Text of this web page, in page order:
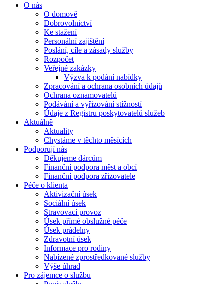
O nás
O domově
Dobrovolnictví
Ke stažení
Personální zajištění
Poslání, cíle a zásady služby
Rozpočet
Veřejné zakázky
Výzva k podání nabídky
Zpracování a ochrana osobních údajů
Ochrana oznamovatelů
Podávání a vyřizování stížností
Údaje z Registru poskytovatelů služeb
Aktuálně
Aktuality
Chystáme v těchto měsících
Podporují nás
Děkujeme dárcům
Finanční podpora měst a obcí
Finanční podpora zřizovatele
Péče o klienta
Aktivizační úsek
Sociální úsek
Stravovací provoz
Úsek přímé obslužné péče
Úsek prádelny
Zdravotní úsek
Informace pro rodiny
Nabízené zprostředkované služby
Výše úhrad
Pro zájemce o službu